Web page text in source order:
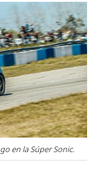
en la Súper Sonic.